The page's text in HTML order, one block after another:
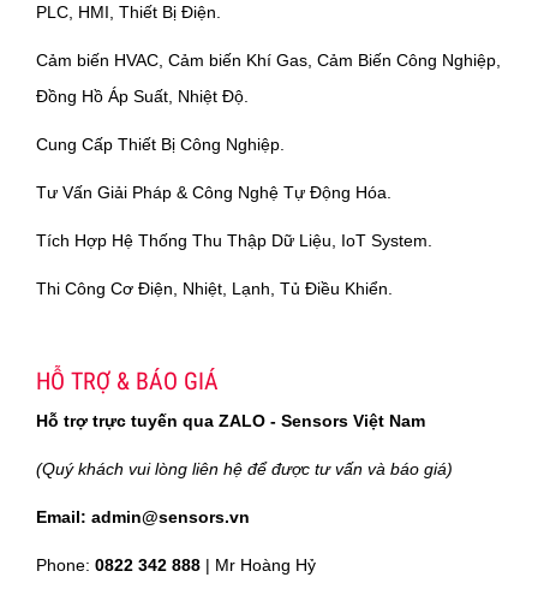
PLC, HMI, Thiết Bị Điện.
Cảm biến HVAC, Cảm biến Khí Gas, Cảm Biến Công Nghiệp,
Đồng Hồ Áp Suất, Nhiệt Độ.
Cung Cấp Thiết Bị Công Nghiệp.
Tư Vấn Giải Pháp & Công Nghệ Tự Động Hóa.
Tích Hợp Hệ Thống Thu Thập Dữ Liệu, IoT System.
Thi Công Cơ Điện, Nhiệt, Lạnh, Tủ Điều Khiển.
HỖ TRỢ & BÁO GIÁ
Hỗ trợ trực tuyến qua ZALO - Sensors Việt Nam
(Quý khách vui lòng liên hệ để được tư vấn và báo giá)
Email: admin@sensors.vn
Phone: 0822 342 888 | Mr Hoàng Hỷ